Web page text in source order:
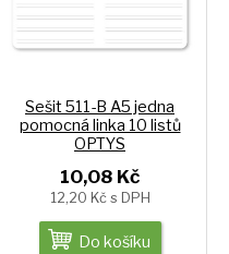
Sešit 511-B A5 jedna
pomocná linka 10 listů
OPTYS
10,08 Kč
12,20 Kč s DPH
Do košíku